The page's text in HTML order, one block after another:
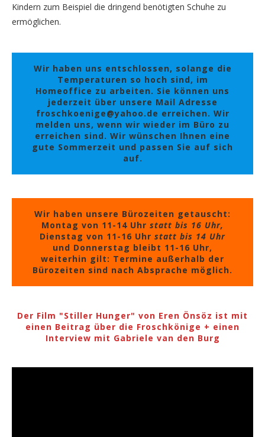
Kindern zum Beispiel die dringend benötigten Schuhe zu
ermöglichen.
Wir haben uns entschlossen, solange die
Temperaturen so hoch sind, im
Homeoffice zu arbeiten. Sie können uns
jederzeit über unsere Mail Adresse
froschkoenige@yahoo.de erreichen. Wir
melden uns, wenn wir wieder im Büro zu
erreichen sind. Wir wünschen Ihnen eine
gute Sommerzeit und passen Sie auf sich
auf.
Wir haben unsere Bürozeiten getauscht:
Montag von 11-14 Uhr statt bis 16 Uhr,
Dienstag von 11-16 Uhr statt bis 14 Uhr
und Donnerstag bleibt 11-16 Uhr,
weiterhin gilt: Termine außerhalb der
Bürozeiten sind nach Absprache möglich.
Der Film "Stiller Hunger" von Eren Önsöz ist mit
einen Beitrag über die Froschkönige + einen
Interview mit Gabriele van den Burg